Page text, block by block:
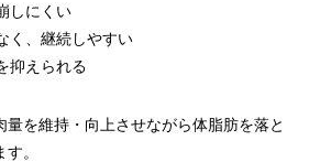
しにくい
く、継続しやすい
抑えられる
を維持・向上させながら体脂肪を落と
。